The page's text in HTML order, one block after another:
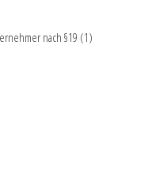
nach §19 (1)